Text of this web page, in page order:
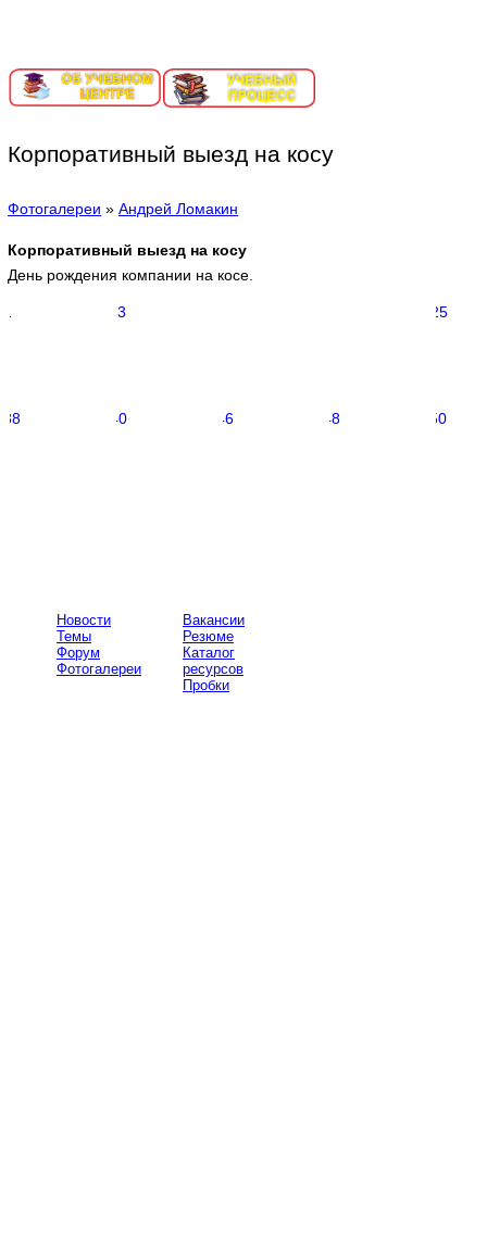
Корпоративный выезд на косу
Фотогалереи » Андрей Ломакин
Корпоративный выезд на косу
День рождения компании на косе.
Новости
Темы
Форум
Фотогалереи
Вакансии
Резюме
Каталог
ресурсов
Пробки